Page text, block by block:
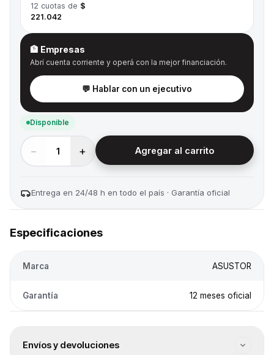
12 cuotas de $
221.042
🏦 Empresas
Abrí cuenta corriente y operá con la mejor financiación.
💬 Hablar con un ejecutivo
Disponible
− 1 + Agregar al carrito
Entrega en 24/48 h en todo el país · Garantía oficial
Especificaciones
Marca ASUSTOR
Garantía 12 meses oficial
Envíos y devoluciones